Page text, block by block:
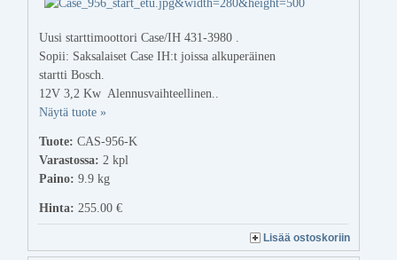
Uusi starttimoottori Case/IH 431-3980 .
Sopii: Saksalaiset Case IH:t joissa alkuperäinen
startti Bosch.
12V 3,2 Kw Alennusvaihteellinen..
Näytä tuote »
Tuote: CAS-956-K
Varastossa: 2 kpl
Paino: 9.9 kg
Hinta: 255.00 €
Lisää ostoskoriin